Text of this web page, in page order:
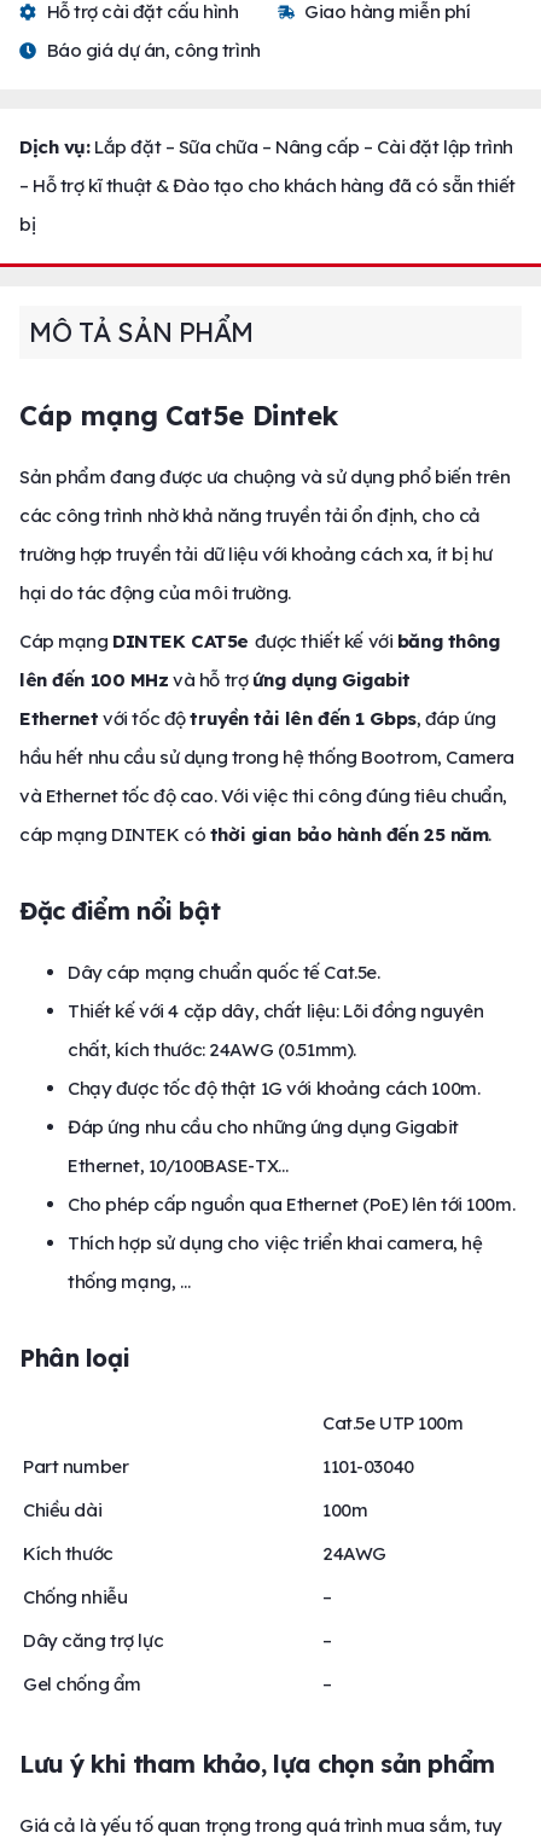
Hỗ trợ cài đặt cấu hình
Giao hàng miễn phí
Báo giá dự án, công trình
Dịch vụ:Lắp đặt – Sữa chữa – Nâng cấp – Cài đặt lập trình
– Hỗ trợ kĩ thuật & Đào tạo cho khách hàng đã có sẵn thiết
bị
MÔ TẢ SẢN PHẨM
Cáp mạng Cat5e Dintek
Sản phẩm đang được ưa chuộng và sử dụng phổ biến trên
các công trình nhờ khả năng truyền tải ổn định, cho cả
trường hợp truyền tải dữ liệu với khoảng cách xa, ít bị hư
hại do tác động của môi trường.
Cáp mạng DINTEK CAT5e được thiết kế với băng thông
lên đến 100 MHz và hỗ trợ ứng dụng Gigabit
Ethernet với tốc độtruyền tải lên đến 1 Gbps, đáp ứng
hầu hết nhu cầu sử dụng trong hệ thống Bootrom, Camera
và Ethernet tốc độ cao. Với việc thi công đúng tiêu chuẩn,
cáp mạng DINTEK có thời gian bảo hành đến 25 năm.
Đặc điểm nổi bật
Dây cáp mạng chuẩn quốc tế Cat.5e.
Thiết kế với 4 cặp dây, chất liệu: Lõi đồng nguyên
chất, kích thước: 24AWG (0.51mm).
Chạy được tốc độ thật 1G với khoảng cách 100m.
Đáp ứng nhu cầu cho những ứng dụng Gigabit
Ethernet, 10/100BASE-TX…
Cho phép cấp nguồn qua Ethernet (PoE) lên tới 100m.
Thích hợp sử dụng cho việc triển khai camera, hệ
thống mạng, …
Phân loại
Cat.5e UTP 100m
Part number
1101-03040
Chiều dài
100m
Kích thước
24AWG
Chống nhiễu
–
Dây căng trợ lực
–
Gel chống ẩm
–
Lưu ý khi tham khảo, lựa chọn sản phẩm
Giá cả là yếu tố quan trọng trong quá trình mua sắm, tuy